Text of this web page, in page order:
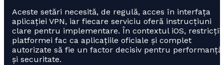
Aceste setări necesită, de regulă, acces în interfața
aplicației VPN, iar fiecare serviciu oferă instrucțiuni
clare pentru implementare. În contextul iOS,
platformei fac ca aplicațiile oficiale și complet
autorizate să fie un factor decisiv pentru performanță
și securitate.